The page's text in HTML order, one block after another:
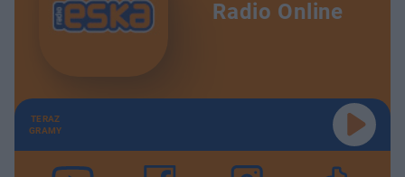
Radio Online
TERAZ
GRAMY